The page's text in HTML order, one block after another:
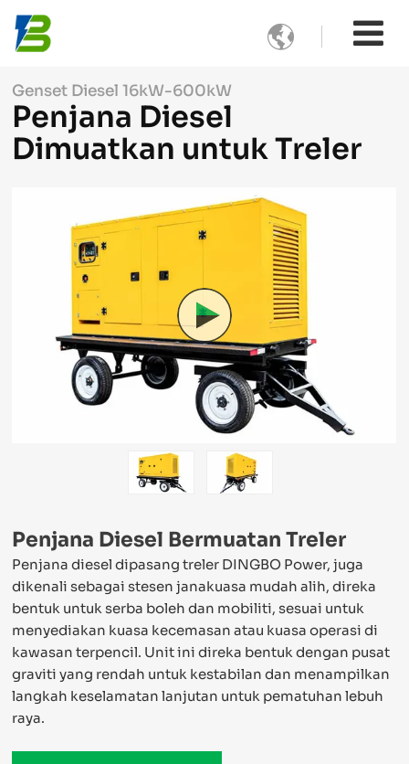

Genset Diesel 16kW-600kW
Penjana Diesel
Dimuatkan untuk Treler
Penjana Diesel Bermuatan Treler
Penjana diesel dipasang treler DINGBO Power, juga
dikenali sebagai stesen janakuasa mudah alih, direka
bentuk untuk serba boleh dan mobiliti, sesuai untuk
menyediakan kuasa kecemasan atau kuasa operasi di
kawasan terpencil. Unit ini direka bentuk dengan pusat
graviti yang rendah untuk kestabilan dan menampilkan
langkah keselamatan lanjutan untuk pematuhan lebuh
raya.